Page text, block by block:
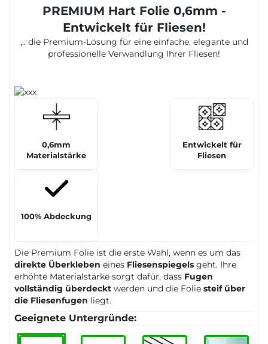
PREMIUM Hart Folie 0,6mm -
Entwickelt für Fliesen!
,.. die Premium-Lösung für eine einfache, elegante und
professionelle Verwandlung Ihrer Fliesen!
0,6mm
Materialstärke
Entwickelt für
Fliesen
100% Abdeckung
Die Premium Folie ist die erste Wahl, wenn es um das
direkte Überkleben eines Fliesenspiegels geht. Ihre
erhöhte Materialstärke sorgt dafür, dass Fugen
vollständig überdeckt werden und die Folie steif über
die Fliesenfugen liegt.
Geeignete Untergründe: